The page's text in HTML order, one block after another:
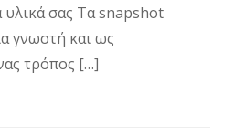
υλικά σας Τα snapshot
γνωστή και ως
τρόπος […]